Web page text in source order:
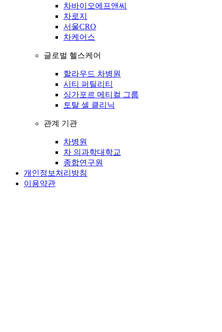
차바이오에프앤씨
차로지
서울CRO
차케어스
글로벌 헬스케어
할라우드 차병원
시티 퍼틸리티
싱가포르 메티컬 그룹
토탈 셀 클리닉
관계 기관
차병원
차 의과학대학교
종합연구원
개인정보처리방침
이용약관